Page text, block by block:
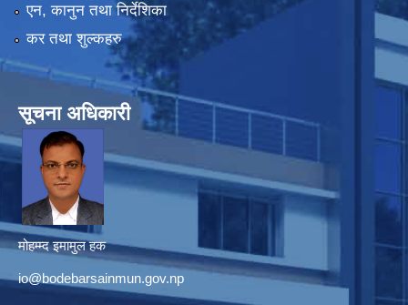
एन, कानुन तथा निर्देशिका
कर तथा शुल्कहरु
सूचना अधिकारी
मोहम्म्द इमामुल हक
io@bodebarsainmun.gov.np